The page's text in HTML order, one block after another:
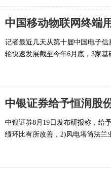
中国移动物联网终端
记者最近几天从第十届中国电子
轮快速发展截至今年6月底，3家
中银证券8月19日发布研报称，给
绩环比有所改善，2)风电塔筒法兰